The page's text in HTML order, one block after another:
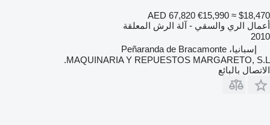
AED 67,820 €15,990 ≈ $18,470
أعمال الري والسقي - آلة الرش المعلقة
2010
إسبانيا، Peñaranda de Bracamonte
MAQUINARIA Y REPUESTOS MARGARETO, S.L.
الاتصال بالبائع